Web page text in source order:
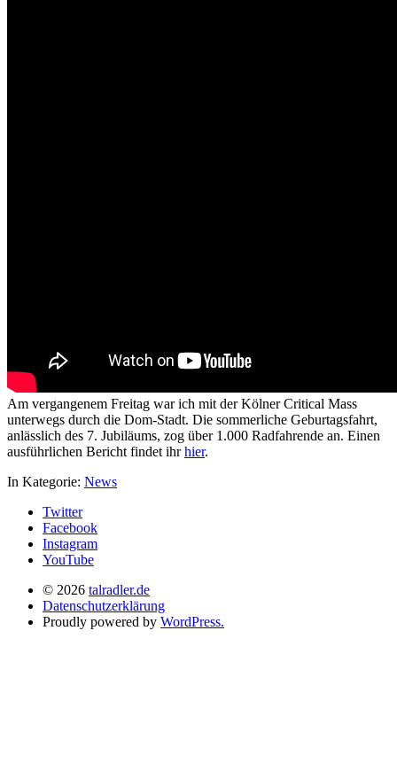
Am vergangenem Freitag war ich mit der Kölner Critical Mass
unterwegs durch die Dom-Stadt. Die sommerliche Geburtagsfahrt,
anlässlich des 7. Jubiläums, zog über 1.000 Radfahrende an. Einen
ausführlichen Bericht findet ihrhier.
In Kategorie: News
Twitter
Facebook
Instagram
YouTube
© 2026 talradler.de
Datenschutzerklärung
Proudly powered by WordPress.